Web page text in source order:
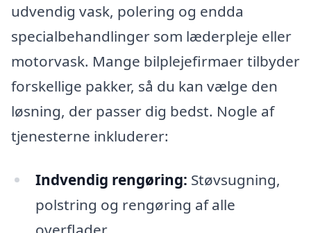
udvendig vask, polering og endda
specialbehandlinger som læderpleje eller
motorvask. Mange bilplejefirmaer tilbyder
forskellige pakker, så du kan vælge den
løsning, der passer dig bedst. Nogle af
tjenesterne inkluderer:
Indvendig rengøring: Støvsugning,
polstring og rengøring af alle